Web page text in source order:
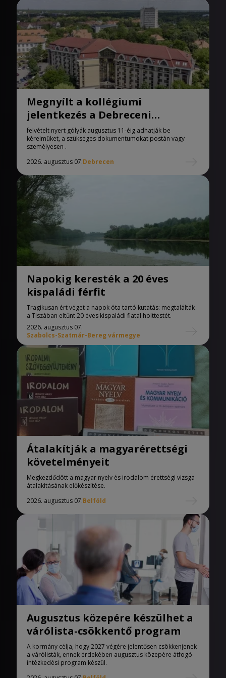
Megnyílt a kollégiumi
jelentkezés a Debreceni
Egyetemen
felvételt nyert gólyák augusztus 11-éig adhatják be
kérelmüket, a szükséges dokumentumokat postán vagy
személyesen .
2026. augusztus 07.Debrecen
Napokig keresték a 20 éves
kispaládi férfit
Tragikusan ért véget a napok óta tartó kutatás: megtalálták
a Tiszában eltűnt 20 éves kispaládi fiatal holttestét.
2026. augusztus 07.
Szabolcs-Szatmár-Bereg vármegye
Átalakítják a magyarérettségi
követelményeit
Megkezdődött a magyar nyelv és irodalom érettségi vizsga
átalakításának előkészítése.
2026. augusztus 07.Belföld
Augusztus közepére készülhet a
várólista-csökkentő program
A kormány célja, hogy 2027 végére jelentősen csökkenjenek
a várólisták, ennek érdekében augusztus közepére átfogó
intézkedési program készül.